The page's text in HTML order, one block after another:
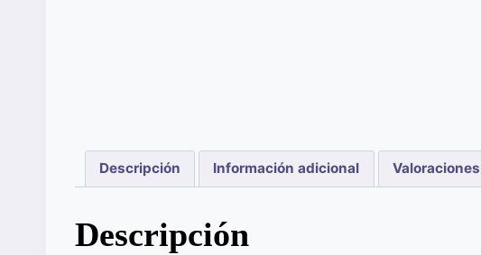
Descripción Información adicional
Descripción